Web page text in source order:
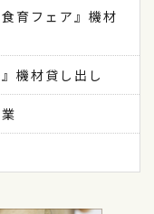
育フェア』機材
機材貸し出し